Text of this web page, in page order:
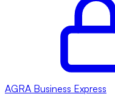
AGRA Business Express